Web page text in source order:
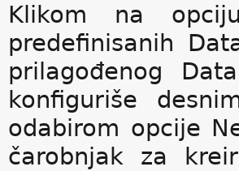
Klikom na
predefinisanih
prilagođenog
konfiguriše
odabirom opcije
čarobnjak za